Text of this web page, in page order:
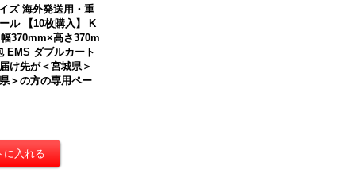
幅210×高さ200（m
宅配80サイズ、海外発
重量物発送用、ダブル
ズ 海外発送用・重
ル 【10枚購入】 K
370mm×高さ370m
EMS ダブルカート
け先が＜宮城県＞
＞の方の専用ペー